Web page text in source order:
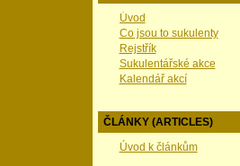
Úvod
Co jsou to sukulenty
Rejstřík
Sukulentářské akce
Kalendář akcí
ČLÁNKY (ARTICLES)
Úvod k článkům